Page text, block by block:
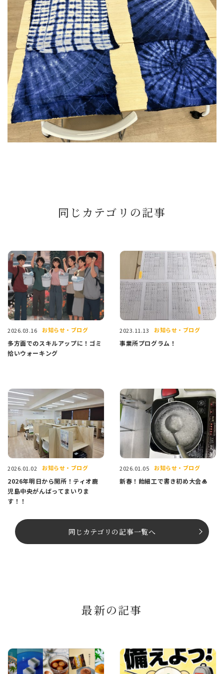
同じカテゴリの記事
2026.03.16 お知らせ・ブログ
多方面でのスキルアップに！ゴミ
拾いウォーキング
2023.11.13 お知らせ・ブログ
事業所プログラム！
2026.01.02 お知らせ・ブログ
2026年明日から開所！ティオ鹿
児島中央がんばってまいりま
す！！
2026.01.05 お知らせ・ブログ
新春！飴細工で書き初め大会🎍
同じカテゴリの記事⼀覧へ
最新の記事